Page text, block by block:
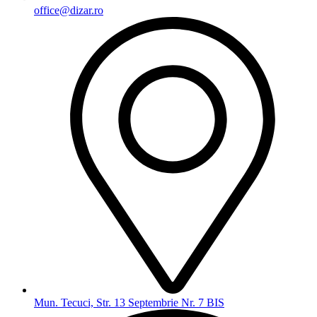
office@dizar.ro
Mun. Tecuci, Str. 13 Septembrie Nr. 7 BIS